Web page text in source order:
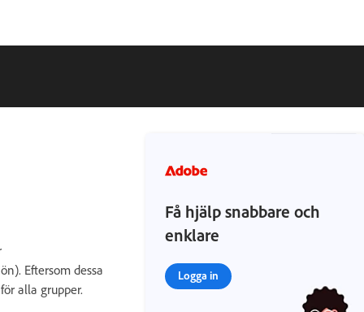
Eftersom dessa
alla grupper.
Få hjälp snabbare och
enklare
Logga in